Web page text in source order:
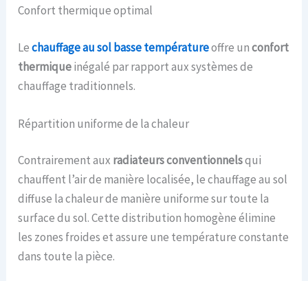
Confort thermique optimal
Lechauffage au sol basse températureoffre unconfort
thermiqueinégalé par rapport aux systèmes de
chauffage traditionnels.
Répartition uniforme de la chaleur
Contrairement aux radiateurs conventionnelsqui
chauffent l’air de manière localisée, le chauffage au sol
diffuse la chaleur de manière uniforme sur toute la
surface du sol. Cette distribution homogène élimine
les zones froides et assure une température constante
dans toute la pièce.